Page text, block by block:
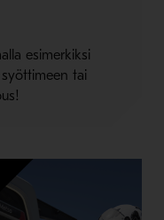
esimerkiksi
tai